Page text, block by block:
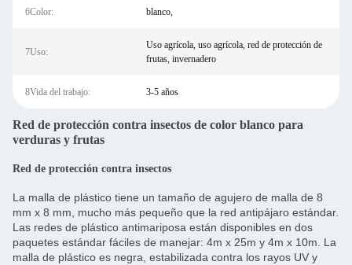
6Color: blanco,
7Uso:
Uso agrícola, uso agrícola, red de protección de
frutas, invernadero
8Vida del trabajo: 3-5 años
Red de protección contra insectos de color blanco para
verduras y frutas
Red de protección contra insectos
La malla de plástico tiene un tamaño de agujero de malla de 8
mm x 8 mm, mucho más pequeño que la red antipájaro estándar.
Las redes de plástico antimariposa están disponibles en dos
paquetes estándar fáciles de manejar: 4m x 25m y 4m x 10m. La
malla de plástico es negra, estabilizada contra los rayos UV y